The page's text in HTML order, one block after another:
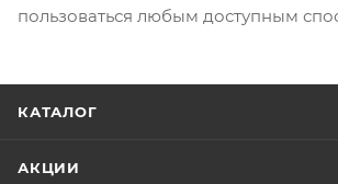
пользоваться любым доступным
КАТАЛОГ
АКЦИИ